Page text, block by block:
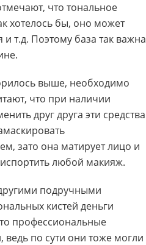
что тональное
хотелось бы, оно может
т.д. Поэтому база так важна
выше, необходимо
что при наличии
друг друга эти средства
зато она матирует лицо и
любой макияж.
подручными
кистей деньги
профессиональные
по сути они тоже могли